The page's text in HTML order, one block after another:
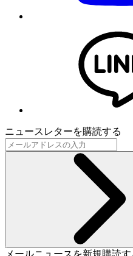
ニュースレターを購読する
メールニュースを新規購読